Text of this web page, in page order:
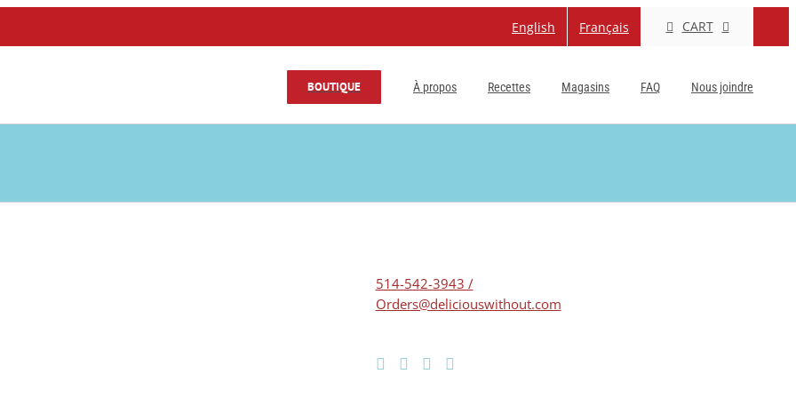
English Français CART
BOUTIQUE À propos Recettes Magasins FAQ Nous joindre
514-542-3943 /
Orders@deliciouswithout.com